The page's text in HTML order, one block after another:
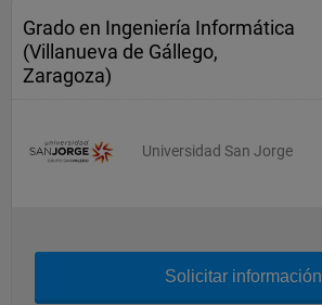
Grado en Ingeniería Informática
(Villanueva de Gállego,
Zaragoza)
Universidad San Jorge
Solicitar información